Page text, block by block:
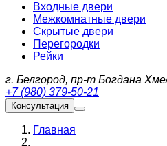
Входные двери
Межкомнатные двери
Скрытые двери
Перегородки
Рейки
г. Белгород, пр-т Богдана
+7 (980) 379-50-21
Консультация
Главная